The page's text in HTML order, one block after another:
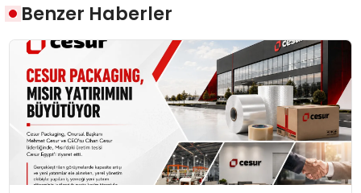
Benzer Haberler